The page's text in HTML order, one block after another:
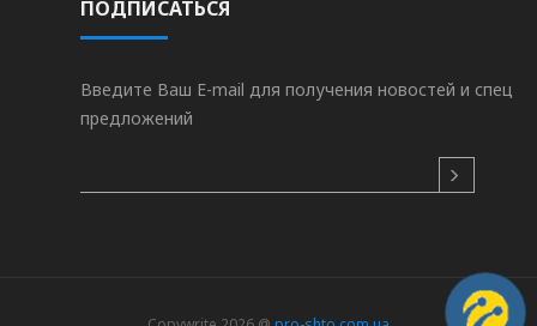
ПОДПИСАТЬСЯ
Введите Ваш E-mail для получения новостей и спец
предложений